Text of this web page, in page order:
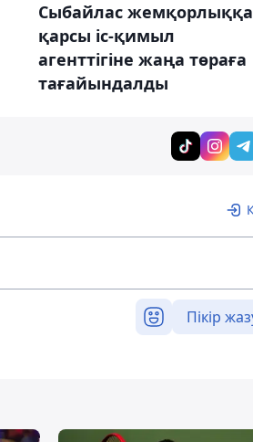
Сыбайлас жемқорлыққа
қарсы іс-қимыл
агенттігіне жаңа төраға
тағайындалды
Пікір